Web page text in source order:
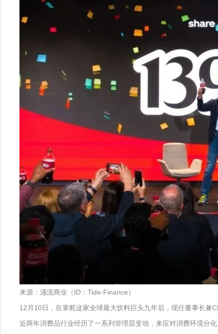
来源：涌流商业（ID：Tide-Finance）
12月10日，在掌舵这家全球最大饮料巨头九年后，现任董事长
近两年消费品行业经历了一系列管理层变动，来应对消费环境分